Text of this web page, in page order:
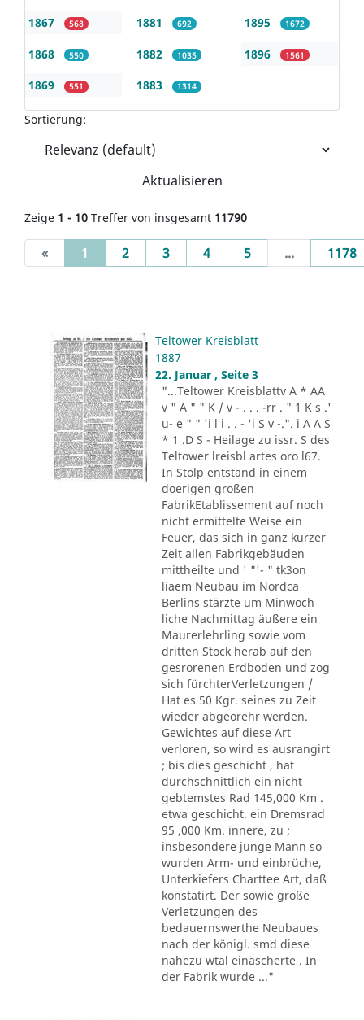
1867 568
1868 550
1869 551
1881 692
1882 1035
1883 1314
1895 1672
1896 1561
Sortierung:
Aktualisieren
Zeige 1 - 10 Treffer von insgesamt 11790
« 1 (current)
2 3 4 5 ... 1178
Teltower Kreisblatt
1887
22. Januar , Seite 3
"...Teltower Kreisblattv A * AA
v " A " " K / v - . . . -rr . " ´1 K s .'
u- e " " 'i l i . . - 'i S v -.". i A A S
* 1 .D S - Heilage zu issr. S des
Teltower lreisbl artes oro l67.
In Stolp entstand in einem
doerigen großen
FabrikEtablissement auf noch
nicht ermittelte Weise ein
Feuer, das sich in ganz kurzer
Zeit allen Fabrikgebäuden
mittheilte und ' "'- " tk3on
liaem Neubau im Nordca
Berlins stärzte um Minwoch
liche Nachmittag äußere ein
Maurerlehrling sowie vom
dritten Stock herab auf den
gesrorenen Erdboden und zog
sich fürchterVerletzungen /
Hat es 50 Kgr. seines zu Zeit
wieder abgeorehr werden.
Gewichtes auf diese Art
verloren, so wird es ausrangirt
; bis dies geschicht , hat
durchschnittlich ein nicht
gebtemstes Rad 145,000 Km .
etwa geschicht. ein Dremsrad
95 ,000 Km. innere, zu ;
insbesondere junge Mann so
wurden Arm- und einbrüche,
Unterkiefers Charttee Art, daß
konstatirt. Der sowie große
Verletzungen des
bedauernswerthe Neubaues
nach der königl. smd diese
nahezu wtal einäscherte . In
der Fabrik wurde ..."